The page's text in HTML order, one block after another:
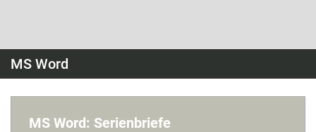
MS Word
MS Word: Serienbriefe